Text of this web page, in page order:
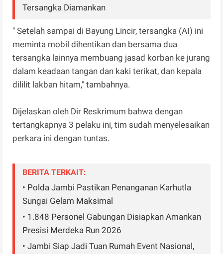
Tersangka Diamankan
" Setelah sampai di Bayung Lincir, tersangka (AI) ini
meminta mobil dihentikan dan bersama dua
tersangka lainnya membuang jasad korban ke jurang
dalam keadaan tangan dan kaki terikat, dan kepala
dililit lakban hitam," tambahnya.
Dijelaskan oleh Dir Reskrimum bahwa dengan
tertangkapnya 3 pelaku ini, tim sudah menyelesaikan
perkara ini dengan tuntas.
BERITA TERKAIT:
• Polda Jambi Pastikan Penanganan Karhutla
Sungai Gelam Maksimal
• 1.848 Personel Gabungan Disiapkan Amankan
Presisi Merdeka Run 2026
• Jambi Siap Jadi Tuan Rumah Event Nasional,